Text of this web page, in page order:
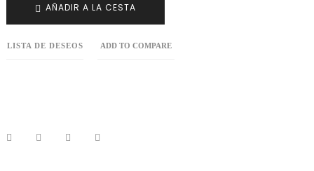
AÑADIR A LA CESTA
LISTA DE DESEOS ADD TO COMPARE